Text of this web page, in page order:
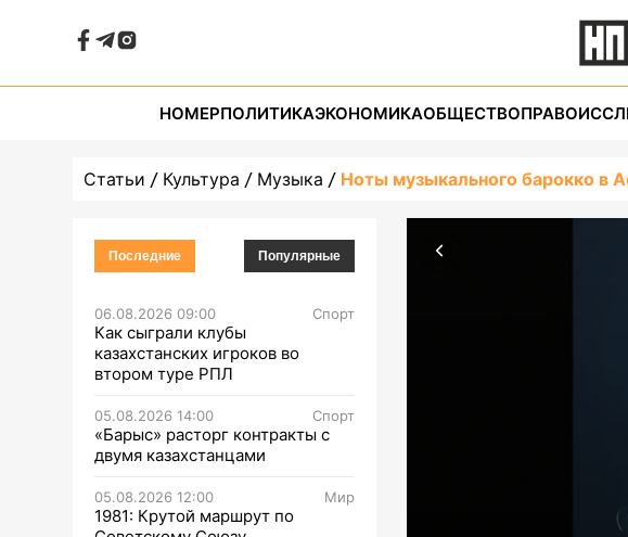
НОМЕРПОЛИТИКАЭКОНОМИКАОБЩЕСТВОПРАВО
Статьи Культура Музыка Ноты музыкального барокко в
Последние Популярные
06.08.2026 09:00 Спорт
Как сыграли клубы
казахстанских игроков во
втором туре РПЛ
05.08.2026 14:00 Спорт
«Барыс» расторг контракты с
двумя казахстанцами
05.08.2026 12:00 Мир
1981: Крутой маршрут по